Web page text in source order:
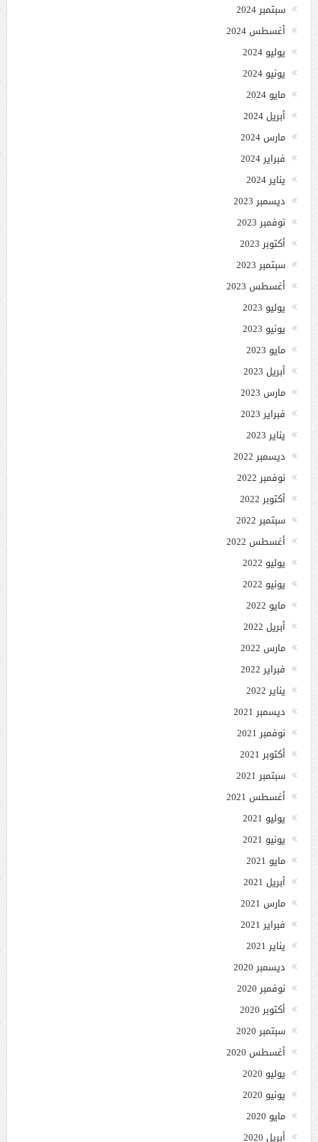
سبتمبر 2024
أغسطس 2024
يوليو 2024
يونيو 2024
مايو 2024
أبريل 2024
مارس 2024
فبراير 2024
يناير 2024
ديسمبر 2023
نوفمبر 2023
أكتوبر 2023
سبتمبر 2023
أغسطس 2023
يوليو 2023
يونيو 2023
مايو 2023
أبريل 2023
مارس 2023
فبراير 2023
يناير 2023
ديسمبر 2022
نوفمبر 2022
أكتوبر 2022
سبتمبر 2022
أغسطس 2022
يوليو 2022
يونيو 2022
مايو 2022
أبريل 2022
مارس 2022
فبراير 2022
يناير 2022
ديسمبر 2021
نوفمبر 2021
أكتوبر 2021
سبتمبر 2021
أغسطس 2021
يوليو 2021
يونيو 2021
مايو 2021
أبريل 2021
مارس 2021
فبراير 2021
يناير 2021
ديسمبر 2020
نوفمبر 2020
أكتوبر 2020
سبتمبر 2020
أغسطس 2020
يوليو 2020
يونيو 2020
مايو 2020
أبريل 2020